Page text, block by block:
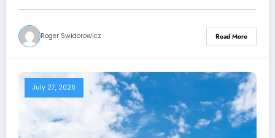
Roger Swidorowicz Read More
July 27, 2026